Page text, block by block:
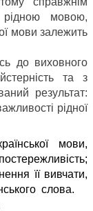
рідною мовою,
мови залежить
до виховного
та з
результат:
рідної
мови,
її вивчати,
слова.